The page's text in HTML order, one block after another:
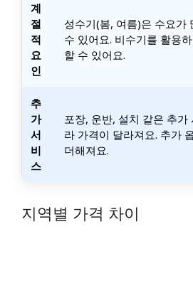
계
절
적
요
인
성수기(봄, 여름)은 수요가
수 있어요. 비수기를 활용
할 수 있어요.
추
가
서
비
스
포장, 운반, 설치 같은 추가
라 가격이 달라져요. 추가
더해져요.
지역별 가격 차이